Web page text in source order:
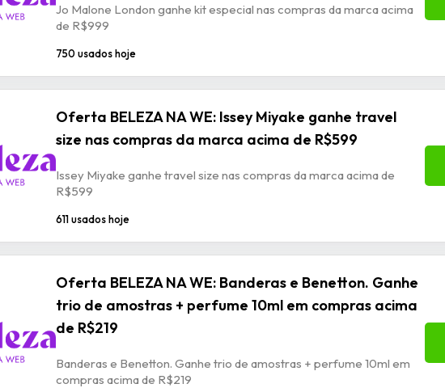
Jo Malone London ganhe kit especial nas compras da marca acima
de R$999
750 usados hoje
Oferta BELEZA NA WE: Issey Miyake ganhe travel
size nas compras da marca acima de R$599
Issey Miyake ganhe travel size nas compras da marca acima de
R$599
611 usados hoje
Oferta BELEZA NA WE: Banderas e Benetton. Ganhe
trio de amostras + perfume 10ml em compras acima
de R$219
Banderas e Benetton. Ganhe trio de amostras + perfume 10ml em
compras acima de R$219